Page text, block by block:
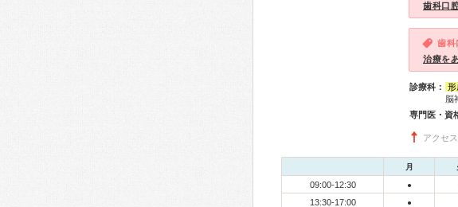
歯科口
歯科
治療を
診療科： 形
脳
専門医・資
アクセ
月
09:00-12:30 ●
13:30-17:00 ●